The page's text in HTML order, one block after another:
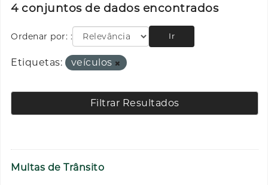
4 conjuntos de dados encontrados
Ordenar por: Ir
Etiquetas: veículos
Filtrar Resultados
Multas de Trânsito